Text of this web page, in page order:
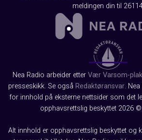
meldingen din til
Nea Radio arbeider etter Vær Varsom-
presseskikk. Se også Redaktøransvar.
for innhold på eksterne nettsider som det
opphavsrettslig beskyttet 2026 ©
Alt innhold er opphavsrettslig beskyttet og